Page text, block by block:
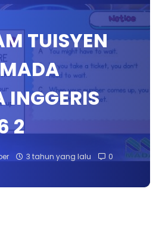
TUISYEN
INGGERIS
2
3 tahun yang lalu 0